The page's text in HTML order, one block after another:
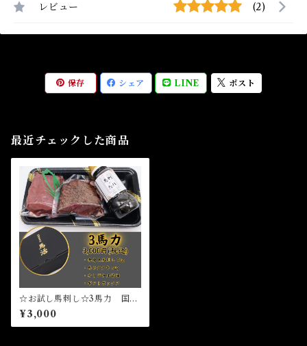
レビュー (2)
保存 シェア LINE ポスト
最近チェックした商品
☆お試し馬刺し☆3馬力 国産
馬刺し 赤身馬刺し 熊本県
産馬刺し 純国産馬刺し
¥3,000